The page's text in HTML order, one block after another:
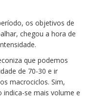
os objetivos de
chegou a hora de
que podemos
de 70-30 e ir
macrociclos. Sim,
se mais volume e